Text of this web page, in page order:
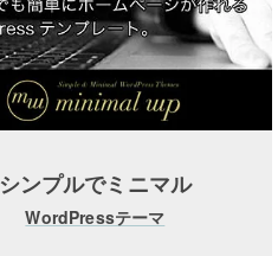
シンプルでミニマル
WordPressテーマ